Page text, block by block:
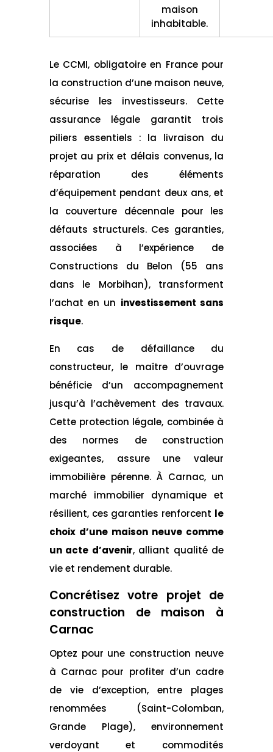
maison
inhabitable.
Le CCMI, obligatoire en France pour
la construction d’une maison neuve,
sécurise les investisseurs. Cette
assurance légale garantit trois
piliers essentiels : la livraison du
projet au prix et délais convenus, la
réparation des éléments
d’équipement pendant deux ans, et
la couverture décennale pour les
défauts structurels. Ces garanties,
associées à l’expérience de
Constructions du Belon (55 ans
dans le Morbihan), transforment
l’achat en un investissement sans
risque.
En cas de défaillance du
constructeur, le maître d’ouvrage
bénéficie d’un accompagnement
jusqu’à l’achèvement des travaux.
Cette protection légale, combinée à
des normes de construction
exigeantes, assure une valeur
immobilière pérenne. À Carnac, un
marché immobilier dynamique et
résilient, ces garanties renforcent le
choix d’une maison neuve comme
un acte d’avenir, alliant qualité de
vie et rendement durable.
Concrétisez votre projet de
construction de maison à
Carnac
Optez pour une construction neuve
à Carnac pour profiter d’un cadre
de vie d’exception, entre plages
renommées (Saint-Colomban,
Grande Plage), environnement
verdoyant et commodités